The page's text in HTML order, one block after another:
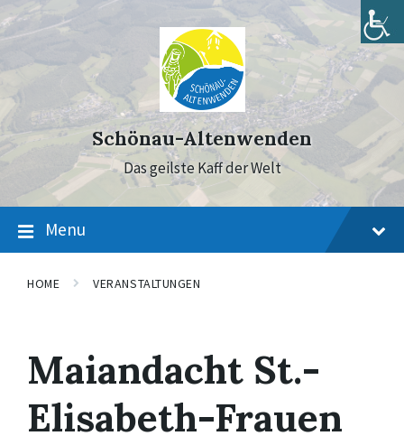
to
content
to
main
navigation
to
footer
Schönau-Altenwenden
Das geilste Kaff der Welt
Menu
HOME VERANSTALTUNGEN
Maiandacht St.-
Elisabeth-Frauen